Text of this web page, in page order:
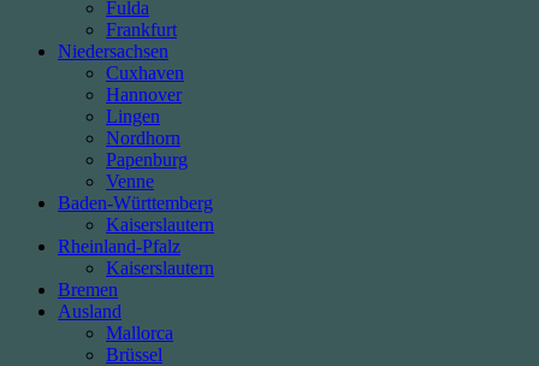
Fulda
Frankfurt
Niedersachsen
Cuxhaven
Hannover
Lingen
Nordhorn
Papenburg
Venne
Baden-Württemberg
Kaiserslautern
Rheinland-Pfalz
Kaiserslautern
Bremen
Ausland
Mallorca
Brüssel